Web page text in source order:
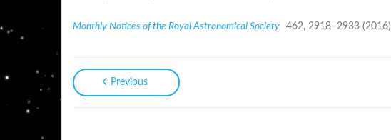
Monthly Notices of the Royal Astronomical Society 462, 2918–2933 (2016)
Previous